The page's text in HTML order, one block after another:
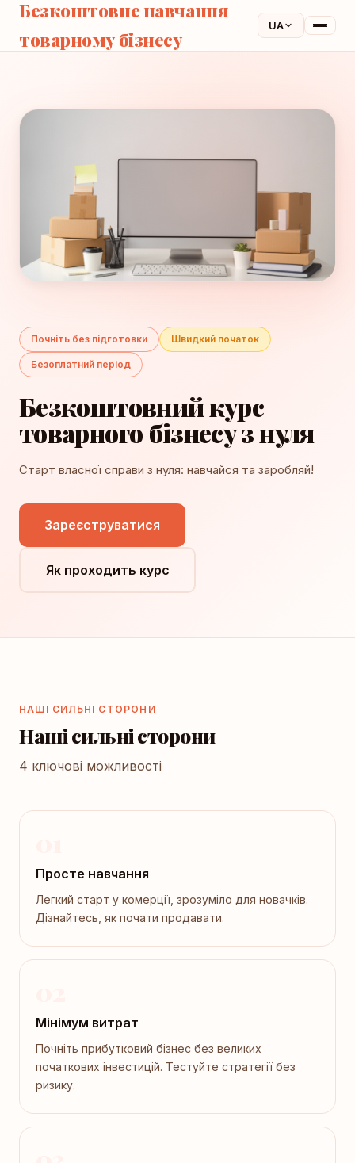
Безкоштовне навчання
товарному бізнесу
UA
Почніть без підготовки Швидкий початок
Безоплатний період
Безкоштовний курс
товарного бізнесу з нуля
Старт власної справи з нуля: навчайся та заробляй!
Зареєструватися
Як проходить курс
НАШІ СИЛЬНІ СТОРОНИ
Наші сильні сторони
4 ключові можливості
Просте навчання
Легкий старт у комерції, зрозуміло для новачків.
Дізнайтесь, як почати продавати.
Мінімум витрат
Почніть прибутковий бізнес без великих
початкових інвестицій. Тестуйте стратегії без
ризику.